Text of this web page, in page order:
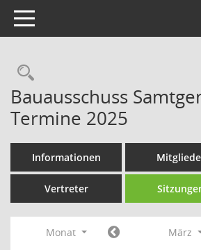
Toggle navigation
Rechercheauswahl
Bauausschuss
Termine 2025
Informationen
Vertreter
Monat März